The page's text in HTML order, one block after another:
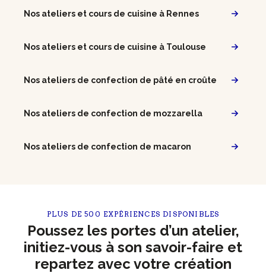
Nos ateliers et cours de cuisine à Rennes
Nos ateliers et cours de cuisine à Toulouse
Nos ateliers de confection de pâté en croûte
Nos ateliers de confection de mozzarella
Nos ateliers de confection de macaron
PLUS DE 500 EXPÉRIENCES DISPONIBLES
Poussez les portes d’un atelier,
initiez-vous à son savoir-faire et
repartez avec votre création